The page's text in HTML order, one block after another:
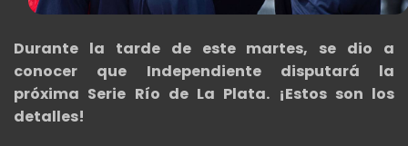
Durante la tarde de este martes, se dio a
conocer que Independiente disputará la
próxima Serie Río de La Plata. ¡Estos son los
detalles!